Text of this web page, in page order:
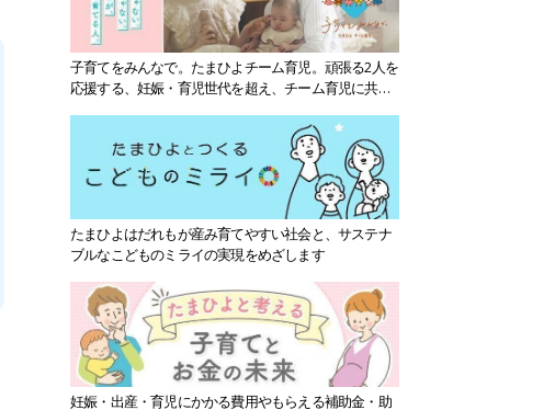
子育てをみんなで。たまひよチーム育児。頑張る2人を
応援する、妊娠・育児世代を超え、チーム育児に共感
たまひよはだれもが産み育てやすい社会と、サステナ
ブルなこどものミライの実現をめざします
妊娠・出産・育児にかかる費用やもらえる補助金・助